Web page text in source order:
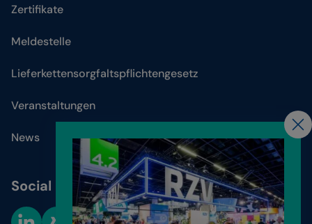
Zertifikate
Meldestelle
Lieferkettensorgfaltspflichtengesetz
Veranstaltungen
News
Social Media